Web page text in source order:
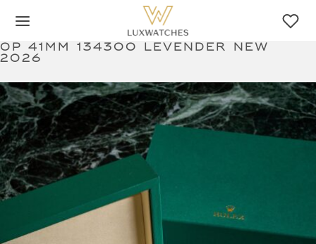
Op 41mm 134300 levender new
2026